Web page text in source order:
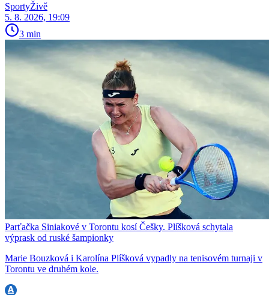
SportyŽivě
5. 8. 2026, 19:09
3 min
Parťačka Siniakové v Torontu kosí Češky. Plíšková schytala
výprask od ruské šampionky
Marie Bouzková i Karolína Plíšková vypadly na tenisovém turnaji v
Torontu ve druhém kole.